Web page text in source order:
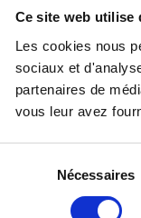
Ce site web utilise
Les cookies nous
sociaux et
partenaires de
vous leur avez
consentement
Nécessaires
La diversification
le long terme. En
commerciaux,
stratégie vous
stable.
d’investissement
placement à